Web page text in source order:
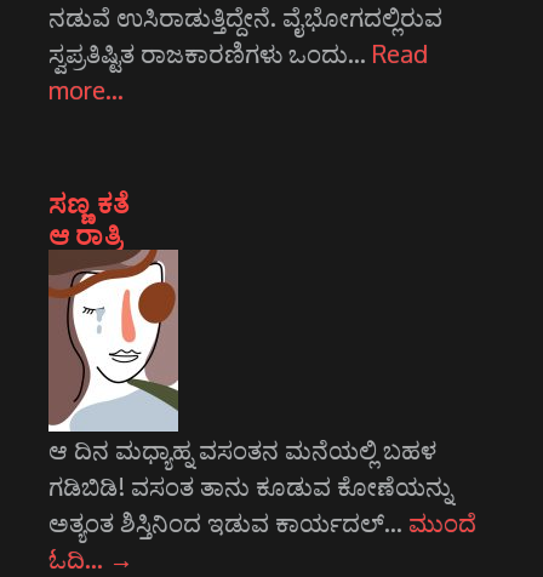
ನಡುವೆ ಉಸಿರಾಡುತ್ತಿದ್ದೇನೆ. ವೈಭೋಗದಲ್ಲಿರುವ
ಸ್ವಪ್ರತಿಷ್ಟಿತ ರಾಜಕಾರಣಿಗಳು ಒಂದು… Read
more…
ಸಣ್ಣ ಕತೆ
ಆ ರಾತ್ರಿ
ಆ ದಿನ ಮಧ್ಯಾಹ್ನ ವಸಂತನ ಮನೆಯಲ್ಲಿ ಬಹಳ
ಗಡಿಬಿಡಿ! ವಸಂತ ತಾನು ಕೂಡುವ ಕೋಣೆಯನ್ನು
ಅತ್ಯಂತ ಶಿಸ್ತಿನಿಂದ ಇಡುವ ಕಾರ್ಯದಲ್… ಮುಂದೆ
ಓದಿ… →